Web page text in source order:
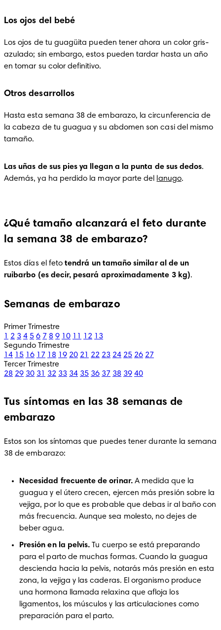
Los ojos del bebé
Los ojos de tu guagüita pueden tener ahora un color gris-
azulado; sin embargo, estos pueden tardar hasta un año
en tomar su color definitivo.
Otros desarrollos
Hasta esta semana 38 de embarazo, la circunferencia de
la cabeza de tu guagua y su abdomen son casi del mismo
tamaño.
Las uñas de sus pies ya llegan a la punta de sus dedos.
Además, ya ha perdido la mayor parte del
lanugo.
¿Qué tamaño alcanzará el feto durante
la semana 38 de embarazo?
Estos días el feto tendrá un tamaño similar al de un
ruibarbo (es decir, pesará aproximadamente 3 kg).
Semanas de embarazo
Primer Trimestre
1
2 3 4 5 6 7 8 9 10 11 12 13
Segundo Trimestre
14 15 16 17 18 19 20 21 22 23 24 25 26 27
Tercer Trimestre
28 29 30 31 32 33 34 35 36 37 38 39 40
Tus síntomas en las 38 semanas de
embarazo
Estos son los síntomas que puedes tener durante la semana
38 de embarazo:
Necesidad frecuente de orinar. A medida que la
guagua y el útero crecen, ejercen más presión sobre la
vejiga, por lo que es probable que debas ir al baño con
más frecuencia. Aunque sea molesto, no dejes de
beber agua.
Presión en la pelvis. Tu cuerpo se está preparando
para el parto de muchas formas. Cuando la guagua
descienda hacia la pelvis, notarás más presión en esta
zona, la vejiga y las caderas. El organismo produce
una hormona llamada relaxina que afloja los
ligamentos, los músculos y las articulaciones como
preparación para el parto.